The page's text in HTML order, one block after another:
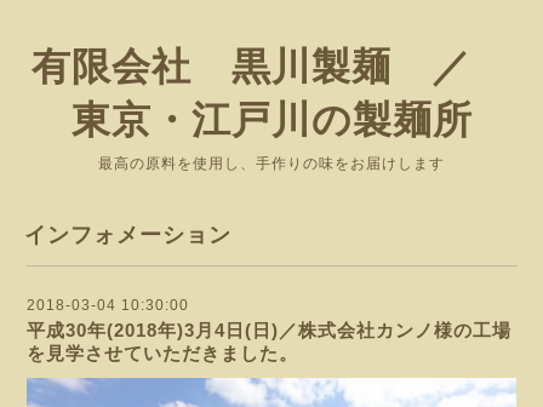
有限会社 黒川製麺 ／
東京・江戸川の製麺所
最高の原料を使用し、手作りの味をお届けします
インフォメーション
2018-03-04 10:30:00
平成30年(2018年)3月4日(日)／株式会社カンノ様の工場
を見学させていただきました。